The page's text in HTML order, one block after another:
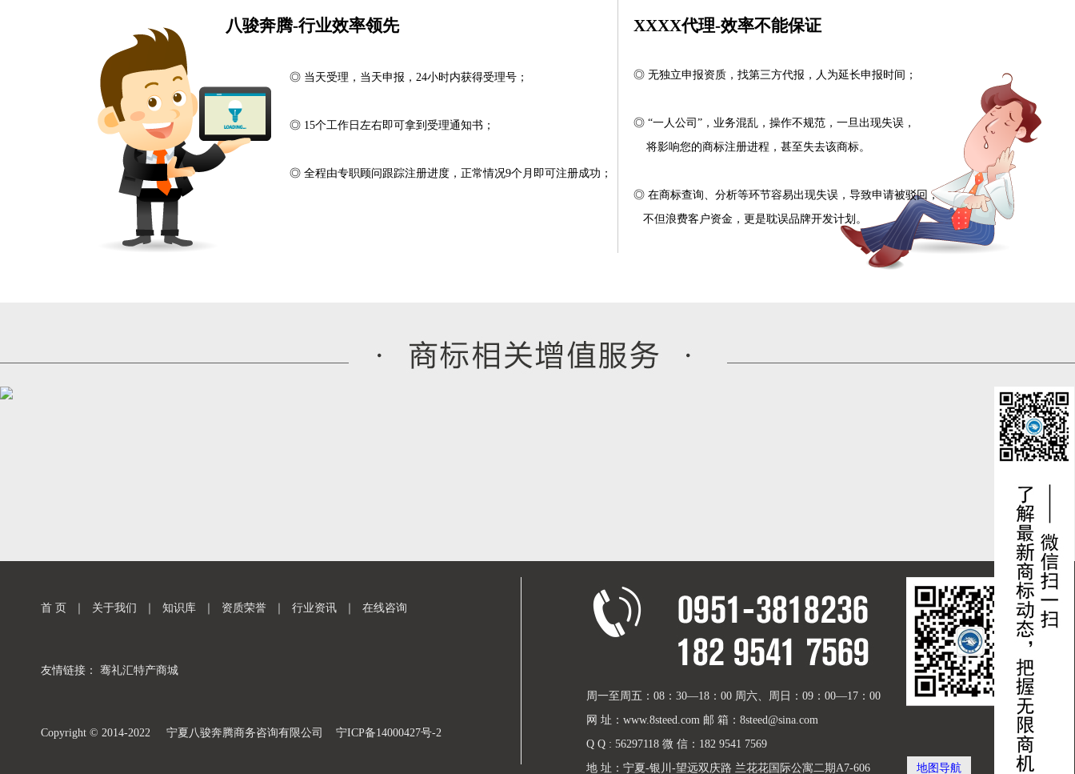
八骏奔腾-行业效率领先
◎ 当天受理，当天申报，24小时内获得受理号；
◎ 15个工作日左右即可拿到受理通知书；
◎ 全程由专职顾问跟踪注册进度，正常情况9个月即可注册成功；
XXXX代理-效率不能保证
◎ 无独立申报资质，找第三方代报，人为延长申报时间；
◎ “一人公司”，业务混乱，操作不规范，一旦出现失误，
将影响您的商标注册进程，甚至失去该商标。
◎ 在商标查询、分析等环节容易出现失误，导致申请被驳回，
不但浪费客户资金，更是耽误品牌开发计划。
首 页 关于我们 知识库 资质荣誉 行业资讯 在线咨询
友情链接： 骞礼汇特产商城
Copyright © 2014-2022 宁夏八骏奔腾商务咨询有限公司 宁ICP备14000427号-2
周一至周五：08：30—18：00 周六、周日：09：00—17：00
网 址：www.8steed.com 邮 箱：8steed@sina.com
Q Q : 56297118 微 信：182 9541 7569
地 址：宁夏-银川-望远双庆路 兰花花国际公寓二期A7-606
地图导航